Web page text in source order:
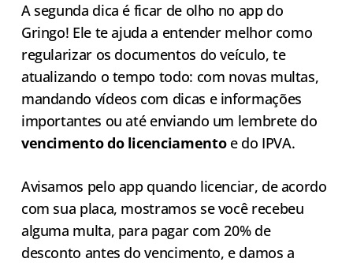
A segunda dica é ficar de olho no app do
Gringo! Ele te ajuda a entender melhor como
regularizar os documentos do veículo, te
atualizando o tempo todo: com novas multas,
mandando vídeos com dicas e informações
importantes ou até enviando um lembrete do
vencimento do licenciamentoe do IPVA.
Avisamos pelo app quando licenciar, de acordo
com sua placa, mostramos se você recebeu
alguma multa, para pagar com 20% de
desconto antes do vencimento, e damos a